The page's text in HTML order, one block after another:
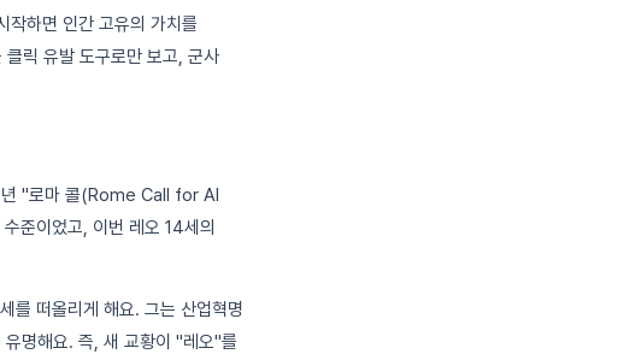
작하면 인간 고유의 가치를
릭 유발 도구로만 보고, 군사
년 "로마 콜(Rome Call for AI
준이었고, 이번 레오 14세의
를 떠올리게 해요. 그는 산업혁명
명해요. 즉, 새 교황이 "레오"를